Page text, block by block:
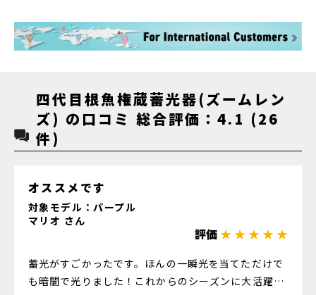
四代目根魚権蔵蓄光器(ズームレン
ズ) の口コミ 総合評価：4.1 (26
件)
オススメです
対象モデル：パープル
マリオ さん
評価★ ★ ★ ★ ★
蓄光がすごかったです。ほんの一瞬光を当てただけで
も暗闇で光りました！これからのシーズンに大活躍し